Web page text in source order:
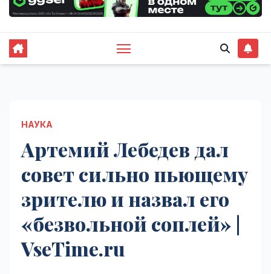
НАУКА
Артемий Лебедев дал
совет сильно пьющему
зрителю и назвал его
«безвольной соплей» |
VseTime.ru